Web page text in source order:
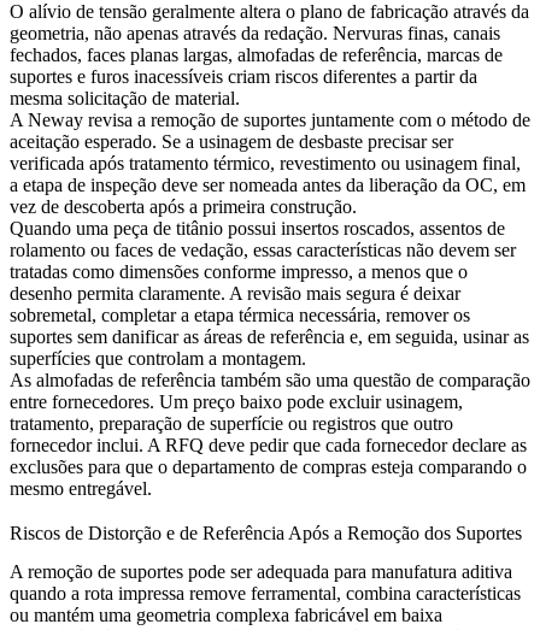
O alívio de tensão geralmente altera o plano de fabricação através da
geometria, não apenas através da redação. Nervuras finas, canais
fechados, faces planas largas, almofadas de referência, marcas de
suportes e furos inacessíveis criam riscos diferentes a partir da
mesma solicitação de material.
A Neway revisa a remoção de suportes juntamente com o método de
aceitação esperado. Se a usinagem de desbaste precisar ser
verificada após tratamento térmico, revestimento ou usinagem final,
a etapa de inspeção deve ser nomeada antes da liberação da OC, em
vez de descoberta após a primeira construção.
Quando uma peça de titânio possui insertos roscados, assentos de
rolamento ou faces de vedação, essas características não devem ser
tratadas como dimensões conforme impresso, a menos que o
desenho permita claramente. A revisão mais segura é deixar
sobremetal, completar a etapa térmica necessária, remover os
suportes sem danificar as áreas de referência e, em seguida, usinar as
superfícies que controlam a montagem.
As almofadas de referência também são uma questão de comparação
entre fornecedores. Um preço baixo pode excluir usinagem,
tratamento, preparação de superfície ou registros que outro
fornecedor inclui. A RFQ deve pedir que cada fornecedor declare as
exclusões para que o departamento de compras esteja comparando o
mesmo entregável.
Riscos de Distorção e de Referência Após a Remoção dos Suportes
A remoção de suportes pode ser adequada para manufatura aditiva
quando a rota impressa remove ferramental, combina características
ou mantém uma geometria complexa fabricável em baixa